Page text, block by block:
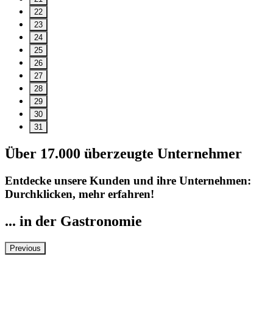
22
23
24
25
26
27
28
29
30
31
Über 17.000 überzeugte Unternehmer
Entdecke unsere Kunden und ihre Unternehmen:
Durchklicken, mehr erfahren!
... in der Gastronomie
Previous